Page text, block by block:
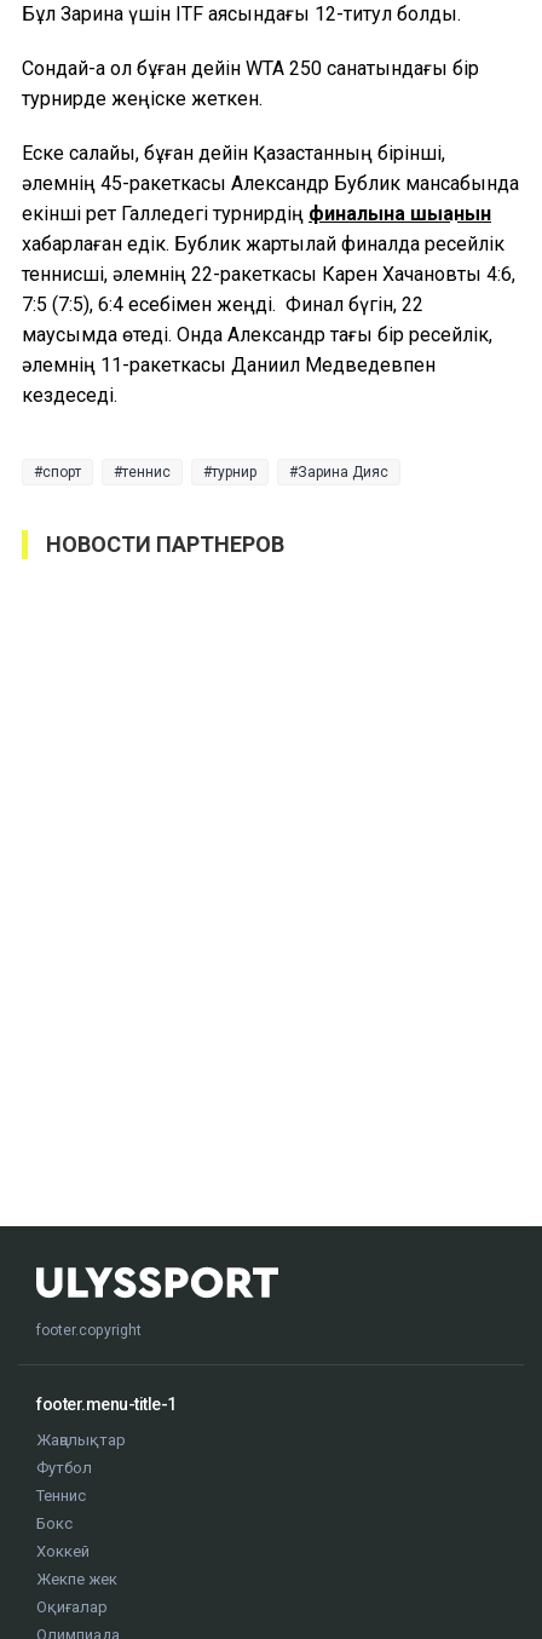
Бұл Зарина үшін ITF аясындағы 12-титул болды.
Сондай-ақ ол бұған дейін WTA 250 санатындағы бір
турнирде жеңіске жеткен.
Еске салайық, бұған дейін Қазақстанның бірінші,
әлемнің 45-ракеткасы Александр Бублик мансабында
екінші рет Галледегі турнирдің финалына шыққанын
хабарлаған едік. Бублик жартылай финалда ресейлік
теннисші, әлемнің 22-ракеткасы Карен Хачановты 4:6,
7:5 (7:5), 6:4 есебімен жеңді. Финал бүгін, 22
маусымда өтеді. Онда Александр тағы бір ресейлік,
әлемнің 11-ракеткасы Даниил Медведевпен
кездеседі.
спорт теннис турнир Зарина Дияс
НОВОСТИ ПАРТНЕРОВ
footer.copyright
footer.menu-title-1
Жаңалықтар
Футбол
Теннис
Бокс
Хоккей
Жекпе жек
Оқиғалар
Олимпиада